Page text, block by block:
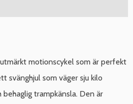
motionscykel som är perfekt
svänghjul som väger sju kilo
trampkänsla. Den är